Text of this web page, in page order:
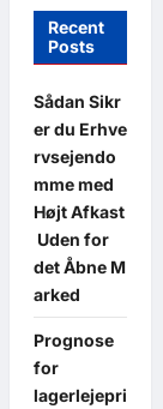
Recent
Posts
Sådan Sikr
er du Erhve
rvsejendo
mme med
Højt Afkast
Uden for
det Åbne M
arked
Prognose
for
lagerlejepri